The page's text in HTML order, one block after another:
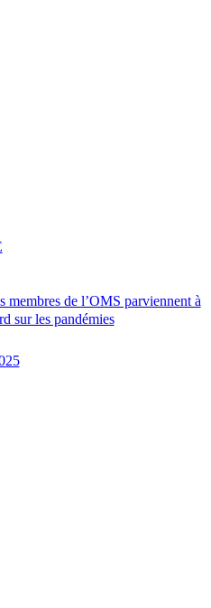
membres de l’OMS parviennent à
sur les pandémies